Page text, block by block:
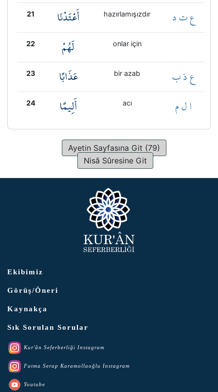
21 أَعْتَدْنَا hazırlamışızdır ع ت د
22 لَهُمْ onlar için
23 عَذَابًا bir azab ع ذ ب
24 أَلِيمًا acı ا ل م
Ayetin Sayfasına Git (79)
Nisâ Sûresine Git
Ekibimiz
Görüş/Öneri
Kaynakça
Sık Sorulan Sorular
Kur'ân Seferberliği Instagram
Fatma Serap Karamollaoğlu Instagram
Youtube